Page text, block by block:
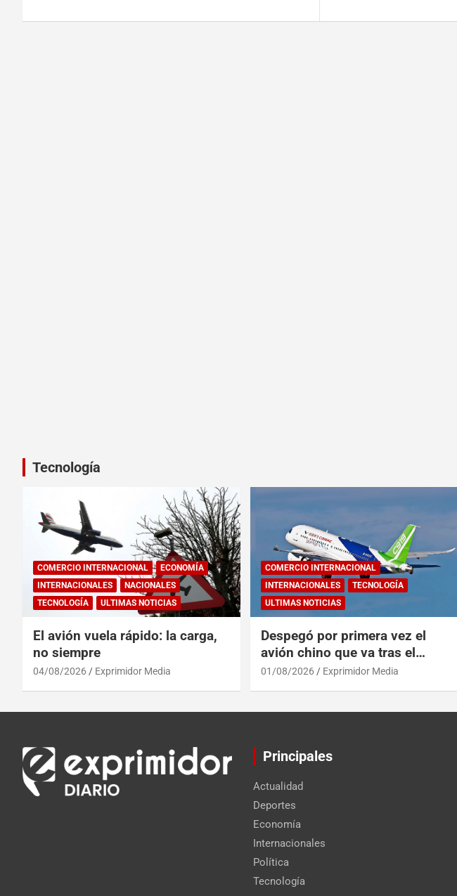
Tecnología
COMERCIO INTERNACIONAL
ECONOMÍA
INTERNACIONALES
NACIONALES
TECNOLOGÍA
ULTIMAS NOTICIAS
El avión vuela rápido: la carga,
no siempre
04/08/2026 Exprimidor Media
COMERCIO INTERNACIONAL
INTERNACIONALES
TECNOLOGÍA
ULTIMAS NOTICIAS
Despegó por primera vez el
avión chino que va tras el
reinado del A319 en el Tíbet
01/08/2026 Exprimidor Media
Principales
Actualidad
Deportes
Economía
Internacionales
Política
Tecnología